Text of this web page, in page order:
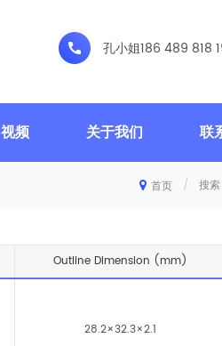
孔小姐186 489 818
视频 关于我们 联
首页 / 搜索
Outline Dimension (mm)
28.2×32.3×2.1